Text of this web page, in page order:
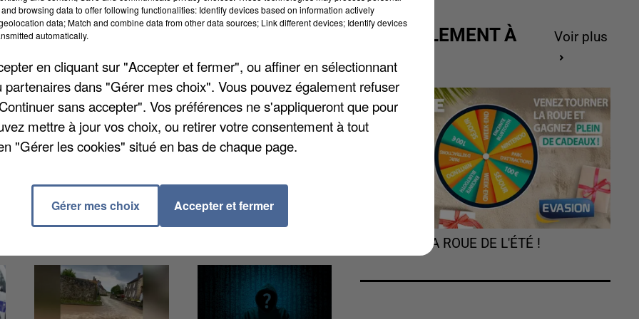
à Lacroix-Saint-Ouen, recrute des
Aucune qualification particulière n’est requise, si ce
bonne présentation. Après cette « période
L’entreprise poursuit son développement et compte
les mois à venir. Pour postuler déposez un CV à
des Iles à Lacroix-Saint-Ouen.
ACTUELLEMENT À
Voir plus
TOURNEZ LA ROUE DE L'ÉTÉ !
browsing data to offer following functionalities: Identify devices based on information actively
data; Match and combine data from other data sources; Link different devices; Identify devices
automatically.
en cliquant sur "Accepter et fermer", ou affiner en sélectionnant
partenaires dans "Gérer mes choix". Vous pouvez également refuser
sans accepter". Vos préférences ne s'appliqueront que pour
mettre à jour vos choix, ou retirer votre consentement à tout
"Gérer les cookies" situé en bas de chaque page.
Gérer mes choix Accepter et fermer